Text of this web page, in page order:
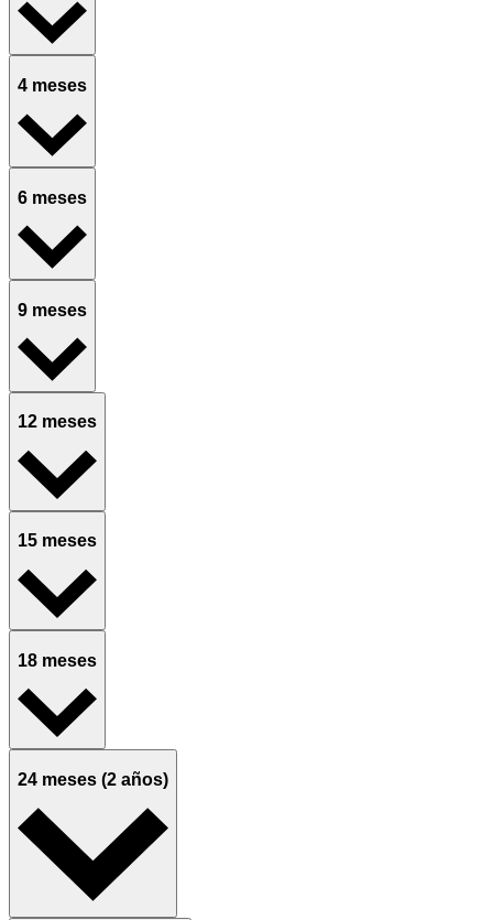
4 meses
6 meses
9 meses
12 meses
15 meses
18 meses
24 meses (2 años)